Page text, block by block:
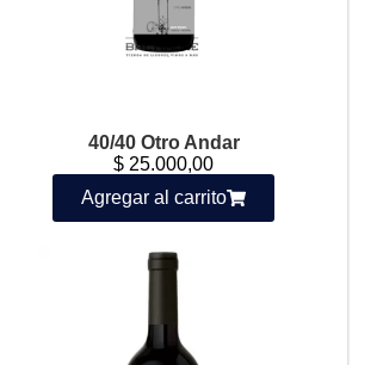
40/40 Otro Andar
$ 25.000,00
Agregar al carrito